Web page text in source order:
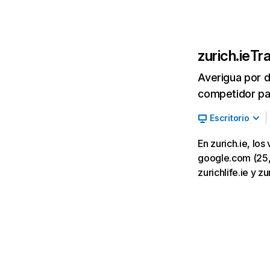
zurich.ie
Averigua por
competidor
Escritorio
En zurich.ie,
google.com
zurichlife.ie y